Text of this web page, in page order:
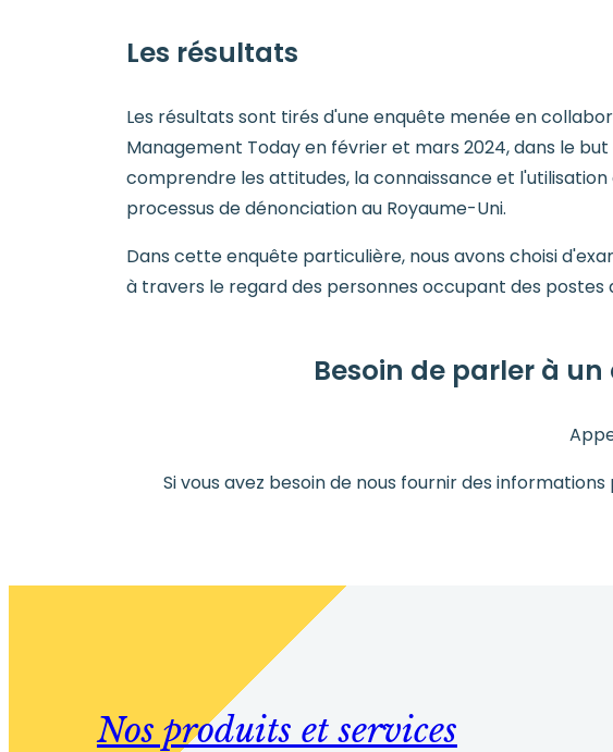
Les résultats
Les résultats sont tirés d'une enquête menée en
Management Today en février et mars 2024, dans le but
comprendre les attitudes, la connaissance et l'utilisation
processus de dénonciation au Royaume-Uni.
Dans cette enquête particulière, nous avons choisi
à travers le regard des personnes occupant des postes
Besoin de parler à
Si vous avez besoin de nous fournir des
Nos produits et services